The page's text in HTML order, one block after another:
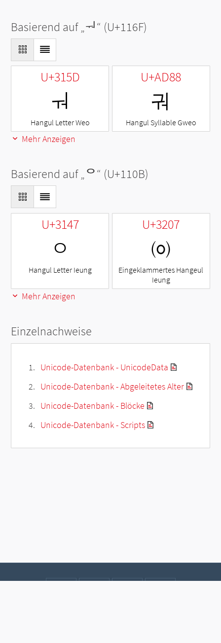
Basierend auf „ᅯ“ (U+116F)
U+315D
ㅝ
Hangul Letter Weo
U+AD88
궈
Hangul Syllable Gweo
Mehr Anzeigen
Basierend auf „ᄋ“ (U+110B)
U+3147
ㅇ
Hangul Letter Ieung
U+3207
㈇
Eingeklammertes Hangeul
Ieung
Mehr Anzeigen
Einzelnachweise
Unicode-Datenbank - UnicodeData
Unicode-Datenbank - Abgeleitetes Alter
Unicode-Datenbank - Blöcke
Unicode-Datenbank - Scripts